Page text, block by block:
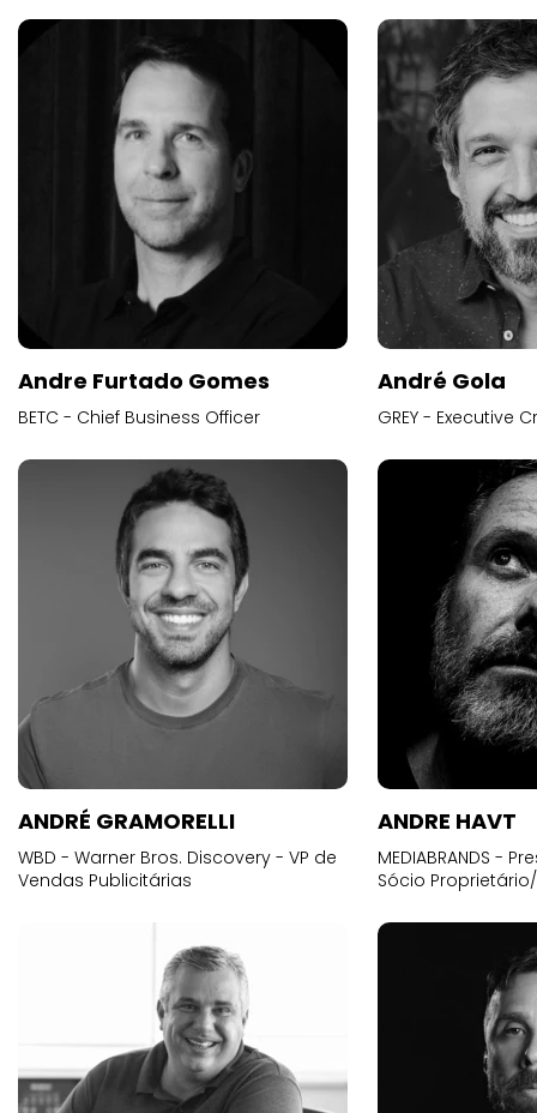
Andre Furtado Gomes
BETC - Chief Business Officer
André Gola
GREY - Executive
ANDRÉ GRAMORELLI
WBD - Warner Bros. Discovery - VP de
Vendas Publicitárias
ANDRE HAVT
MEDIABRANDS -
Sócio